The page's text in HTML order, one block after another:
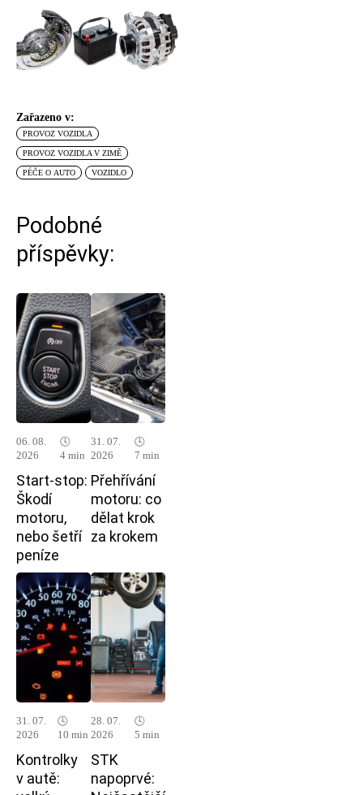
Zařazeno v:
PROVOZ VOZIDLA
PROVOZ VOZIDLA V ZIMĚ
PÉČE O AUTO VOZIDLO
Podobné
příspěvky:
06. 08.
2026
🕓
4 min
Start-stop:
Škodí
motoru,
nebo šetří
peníze
31. 07.
2026
🕓
7 min
Přehřívání
motoru: co
dělat krok
za krokem
31. 07.
2026
🕓
10 min
Kontrolky
v autě:
28. 07.
2026
🕓
5 min
STK
napoprvé: